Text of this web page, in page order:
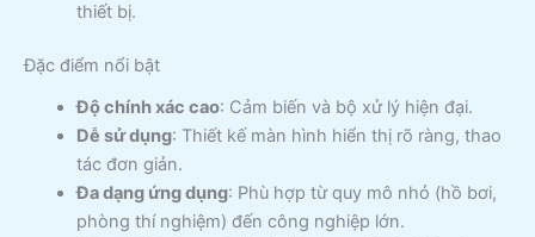
thiết bị.
Đặc điểm nổi bật
Độ chính xác cao: Cảm biến và bộ xử lý hiện đại.
Dễ sử dụng: Thiết kế màn hình hiển thị rõ ràng, thao
tác đơn giản.
Đa dạng ứng dụng: Phù hợp từ quy mô nhỏ (hồ bơi,
phòng thí nghiệm) đến công nghiệp lớn.